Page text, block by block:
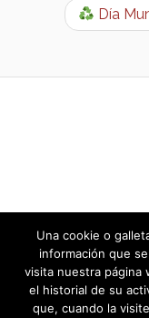
Día
Una cookie o
información que
visita nuestra página
el historial de su
que, cuando la